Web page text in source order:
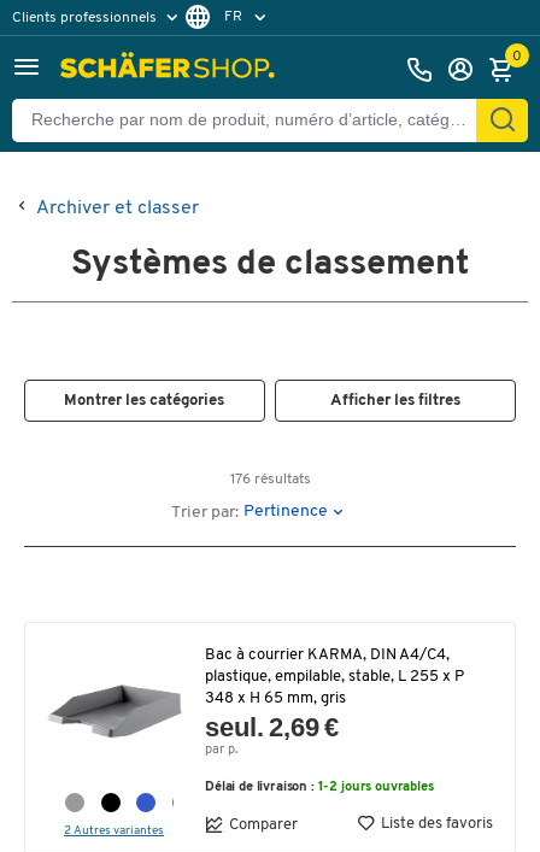
Clients professionnels
Clients particuliers
FR
0
Archiver et classer
Systèmes de classement
Montrer les catégories Afficher les filtres
176 résultats
Trier par: Pertinence
2 Autres variantes
Bac à courrier KARMA, DIN A4/C4,
plastique, empilable, stable, L 255 x P
348 x H 65 mm, gris
seul. 2,69 €
par p.
Délai de livraison : 1-2 jours ouvrables
Comparer Liste des favoris